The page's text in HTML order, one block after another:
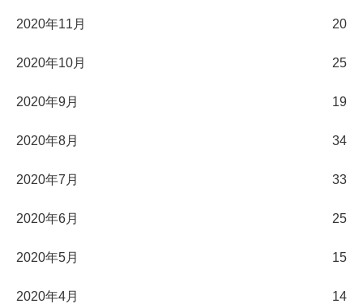
2020年11月 20
2020年10月 25
2020年9月 19
2020年8月 34
2020年7月 33
2020年6月 25
2020年5月 15
2020年4月 14